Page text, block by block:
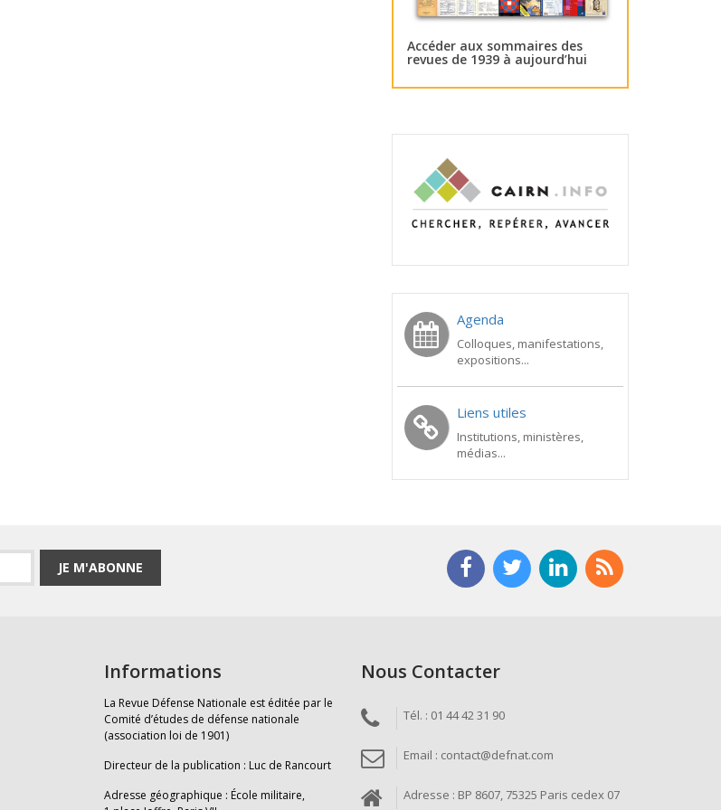
Accéder aux sommaires des
revues de 1939 à aujourd’hui
Agenda
Colloques, manifestations,
expositions...
Liens utiles
Institutions, ministères,
médias...
JE M'ABONNE
Informations
La Revue Défense Nationale est éditée par le
Comité d’études de défense nationale
(association loi de 1901)
Directeur de la publication : Luc de Rancourt
Adresse géographique : École militaire,
Nous Contacter
Tél. : 01 44 42 31 90
Email : contact@defnat.com
Adresse : BP 8607, 75325 Paris cedex 07